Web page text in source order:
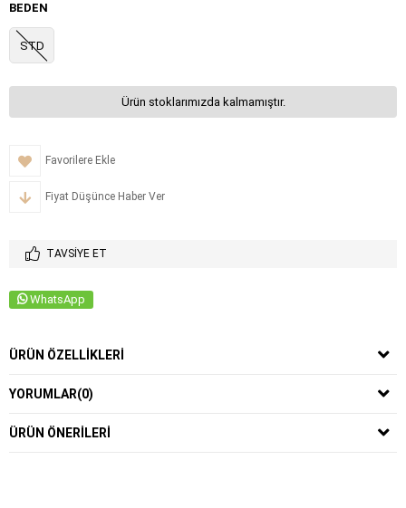
BEDEN
STD
Ürün stoklarımızda kalmamıştır.
Favorilere Ekle
Fiyat Düşünce Haber Ver
TAVSIYE ET
WhatsApp
ÜRÜN ÖZELLIKLERI
YORUMLAR(0)
ÜRÜN ÖNERILERI